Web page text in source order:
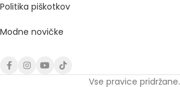
Politika piškotkov
Modne novičke
Vse pravice pridržane.